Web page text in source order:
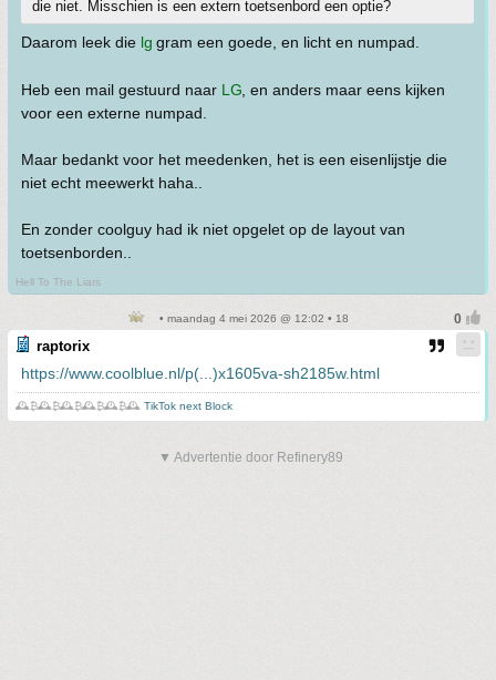
die niet. Misschien is een extern toetsenbord een optie?
Daarom leek die lg gram een goede, en licht en numpad.
Heb een mail gestuurd naar LG , en anders maar eens kijken
voor een externe numpad.
Maar bedankt voor het meedenken, het is een eisenlijstje die
niet echt meewerkt haha..
En zonder coolguy had ik niet opgelet op de layout van
toetsenborden..
Hell To The Liars
• maandag 4 mei 2026 @ 12:02 • 18
raptorix
https://www.coolblue.nl/p(...)x1605va-sh2185w.html
🕰️₿🕰️₿🕰️₿🕰️₿🕰️₿🕰️ TikTok next Block
▼ Advertentie door Refinery89